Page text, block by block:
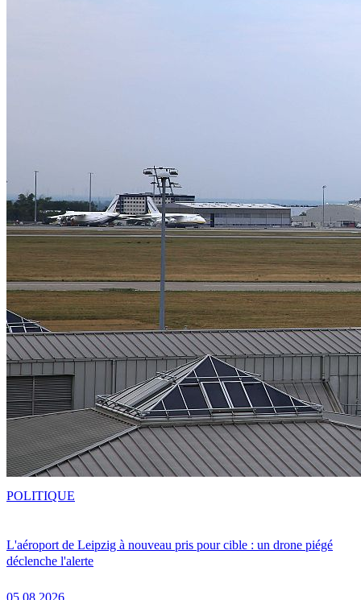
L'aéroport de Leipzig à nouveau pris pour cible : un drone piégé
déclenche l'alerte
POLITIQUE